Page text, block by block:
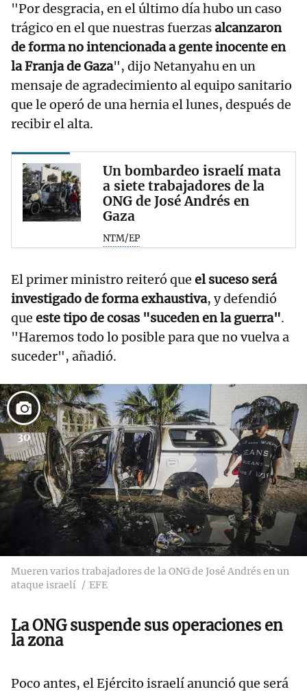
"Por desgracia, en el último día hubo un caso
trágico en el que nuestras fuerzasalcanzaron
de forma no intencionada a gente inocente en
la Franja de Gaza", dijo Netanyahu en un
mensaje de agradecimiento al equipo sanitario
que le operó de una hernia el lunes, después de
recibir el alta.
Un bombardeo israelí mata
a siete trabajadores de la
ONG de José Andrés en
Gaza
NTM/EP
El primer ministro reiteró que el suceso será
investigado de forma exhaustiva, y defendió
que este tipo de cosas "suceden en la guerra".
"Haremos todo lo posible para que no vuelva a
suceder", añadió.
30
Mueren varios trabajadores de la ONG de José Andrés en un
ataque israelí
EFE
La ONG suspende sus operaciones en
la zona
Poco antes, el Ejército israelí anunció que será